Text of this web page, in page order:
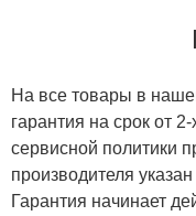
На все товары в
гарантия на срок от
сервисной политики
производителя
Гарантия начинает